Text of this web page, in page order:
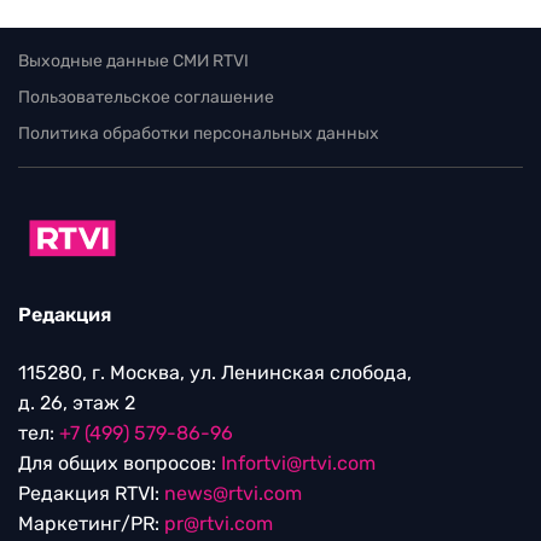
Выходные данные СМИ RTVI
Пользовательское соглашение
Политика обработки персональных данных
Редакция
115280, г. Москва, ул. Ленинская слобода,
д. 26, этаж 2
тел: +7 (499) 579-86-96
Для общих вопросов: Infortvi@rtvi.com
Редакция RTVI: news@rtvi.com
Маркетинг/PR: pr@rtvi.com